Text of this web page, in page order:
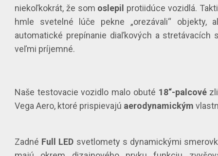
niekoľkokrát, že som oslepil protiidúce vozidlá.
hmle svetelné lúče pekne „orezávali“ objekty,
automatické prepínanie diaľkových a stretávacích
veľmi príjemné.
Naše testovacie vozidlo malo obuté 18“-palcové
Vega Aero, ktoré prispievajú aerodynamickým
Zadné Full LED svetlomety s dynamickými